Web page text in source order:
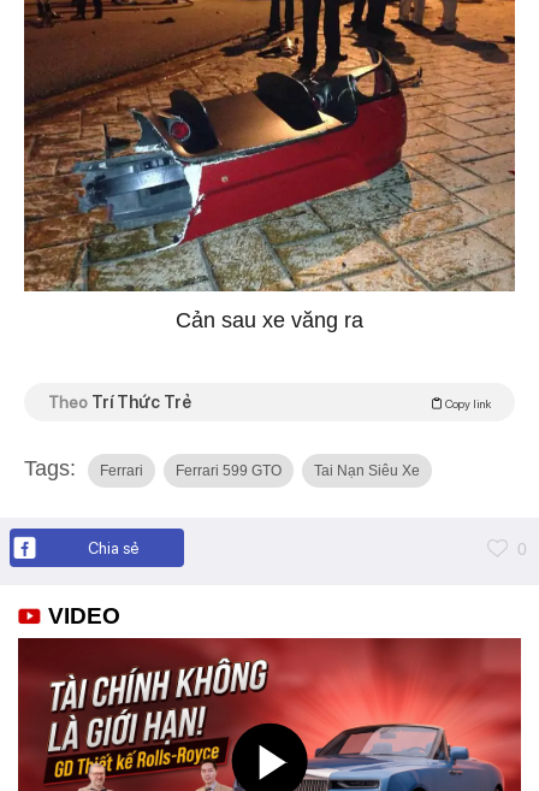
Cản sau xe văng ra
Theo Trí Thức Trẻ Copy link
Tags: Ferrari Ferrari 599 GTO Tai Nạn Siêu Xe
Chia sẻ 0
VIDEO